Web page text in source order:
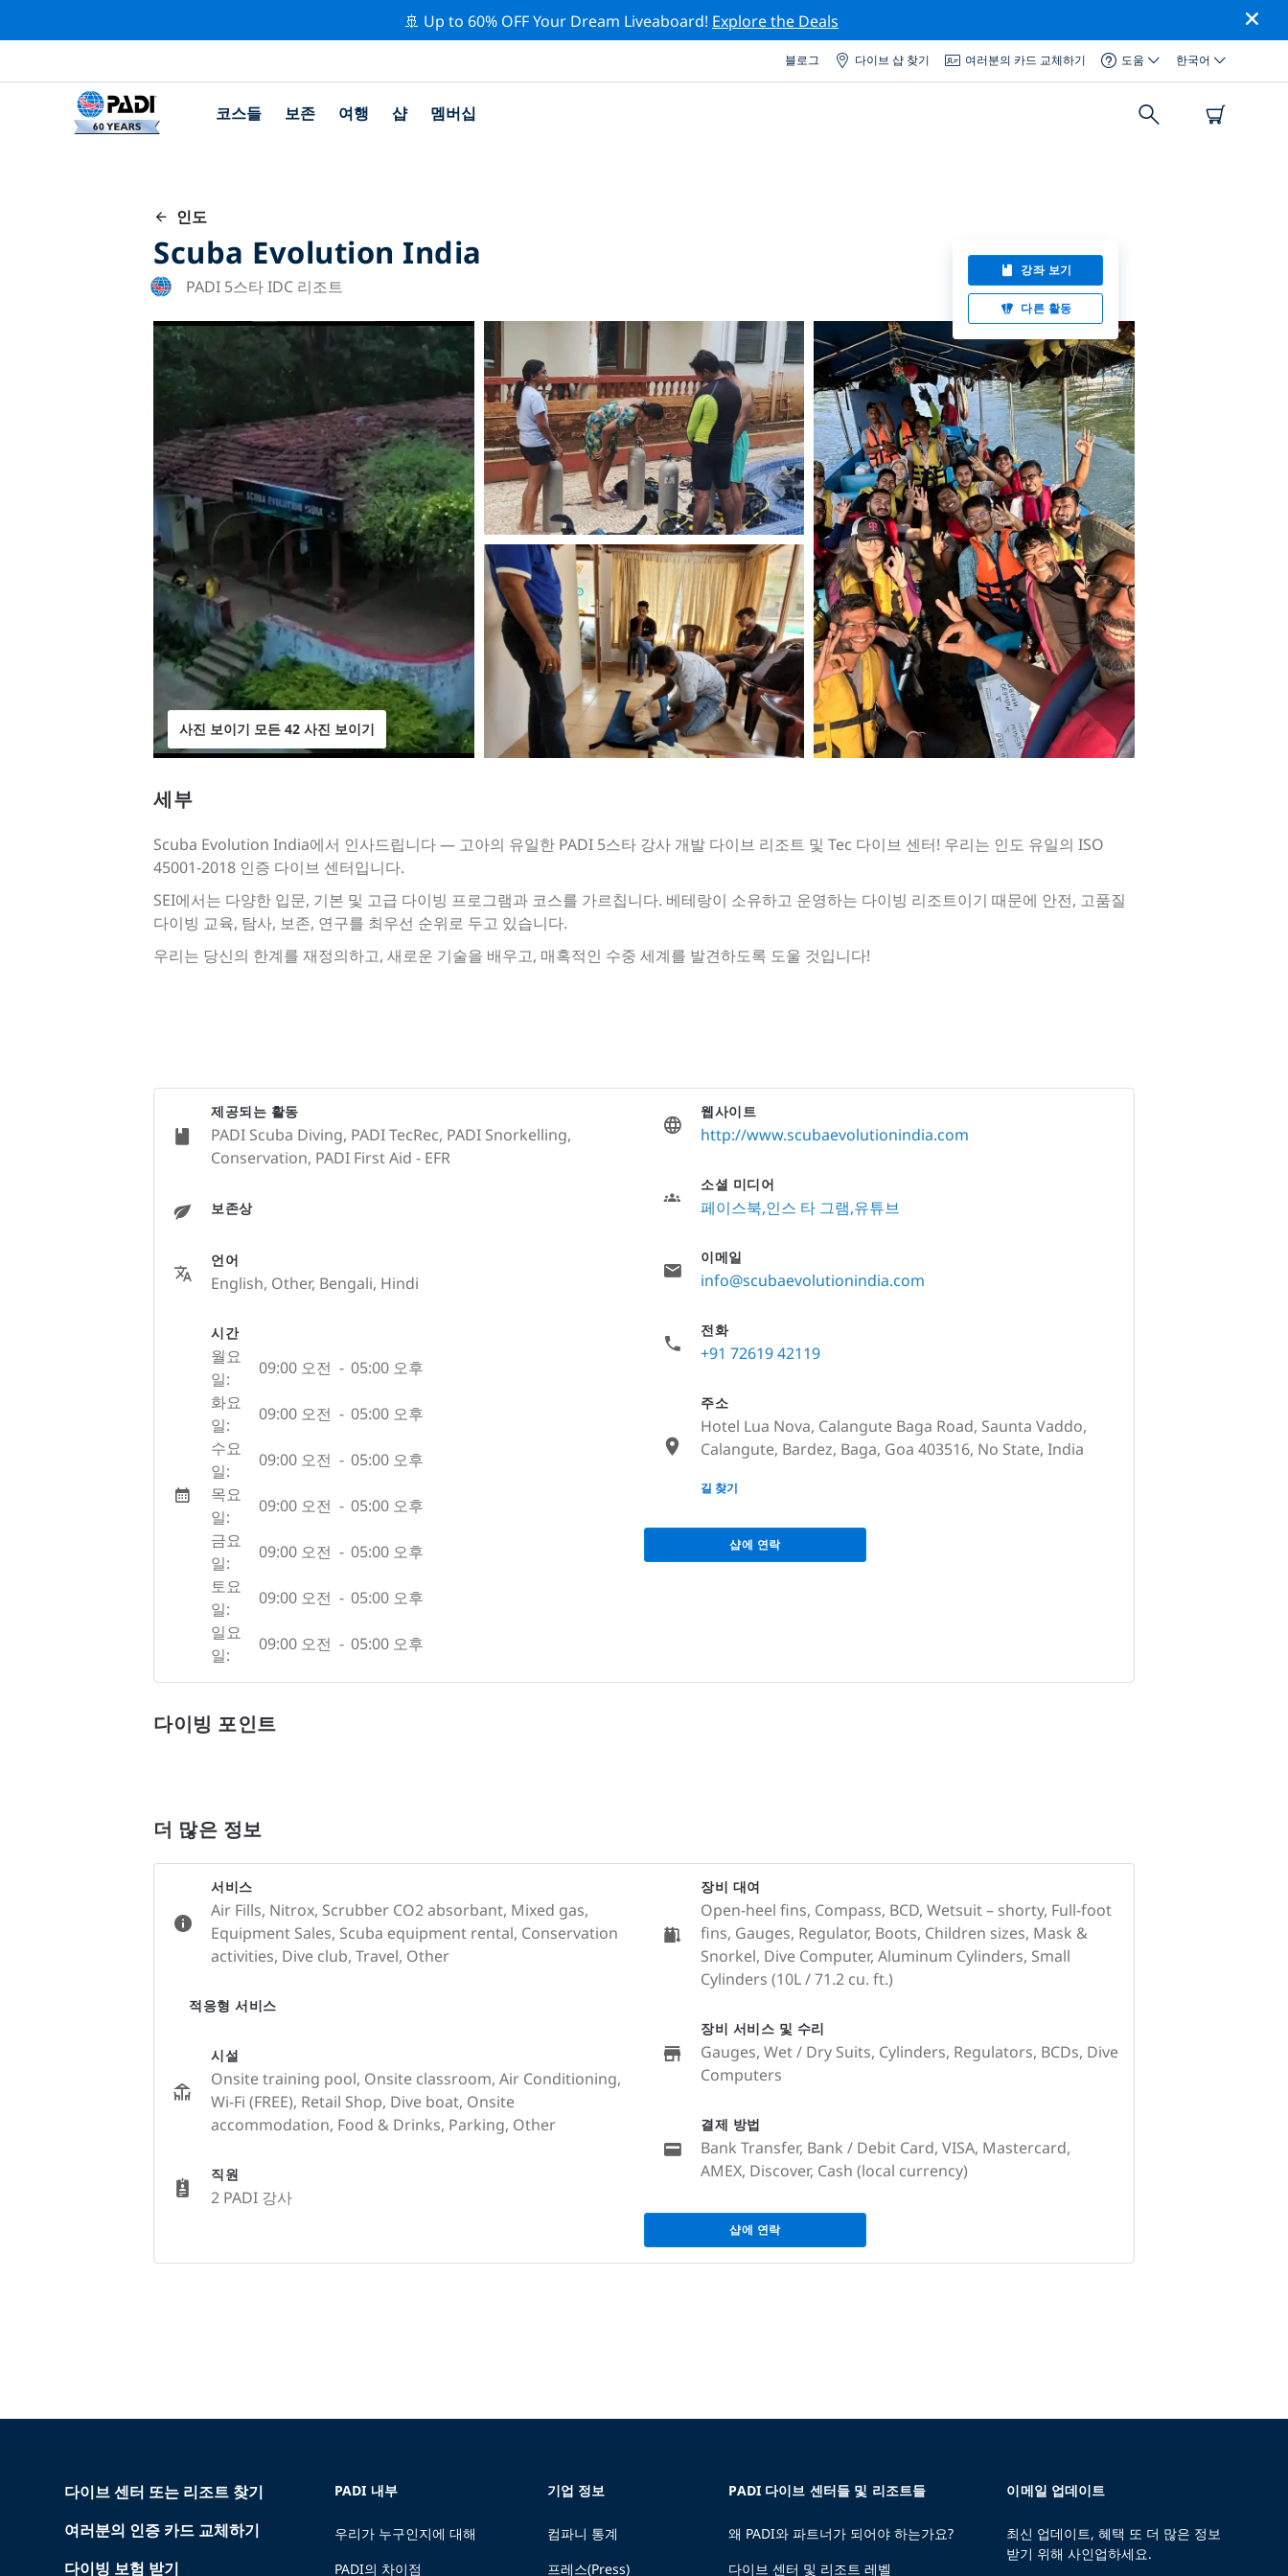
🚢 Up to 60% OFF Your Dream Liveaboard! Explore the Deals
블로그 다이브 샵 찾기 여러분의 카드 교체하기 도움 한국어
코스들 보존 여행 샵 멤버십
인도
Scuba Evolution India
PADI 5스타 IDC 리조트
강좌 보기
다른 활동
사진 보이기 모든 42 사진 보이기
세부
Scuba Evolution India에서 인사드립니다 — 고아의 유일한 PADI 5스타 강사 개발 다이브 리조트 및 Tec 다이브 센터! 우리는 인도 유일의 ISO
45001-2018 인증 다이브 센터입니다.
SEI에서는 다양한 입문, 기본 및 고급 다이빙 프로그램과 코스를 가르칩니다. 베테랑이 소유하고 운영하는 다이빙 리조트이기 때문에 안전, 고품질
다이빙 교육, 탐사, 보존, 연구를 최우선 순위로 두고 있습니다.
우리는 당신의 한계를 재정의하고, 새로운 기술을 배우고, 매혹적인 수중 세계를 발견하도록 도울 것입니다!
제공되는 활동
PADI Scuba Diving, PADI TecRec, PADI Snorkelling,
Conservation, PADI First Aid - EFR
보존상
언어
English, Other, Bengali, Hindi
시간
월요
일:
09:00 오전 - 05:00 오후
화요
일:
09:00 오전 - 05:00 오후
수요
일:
09:00 오전 - 05:00 오후
목요
일:
09:00 오전 - 05:00 오후
금요
일:
09:00 오전 - 05:00 오후
토요
일:
09:00 오전 - 05:00 오후
일요
일:
09:00 오전 - 05:00 오후
웹사이트
http://www.scubaevolutionindia.com
소셜 미디어
페이스북 인스 타 그램 유튜브
이메일
info@scubaevolutionindia.com
전화
+91 72619 42119
주소
Hotel Lua Nova, Calangute Baga Road, Saunta Vaddo,
Calangute, Bardez, Baga, Goa 403516, No State, India
None
길 찾기
샵에 연락
다이빙 포인트
더 많은 정보
서비스
Air Fills, Nitrox, Scrubber CO2 absorbant, Mixed gas,
Equipment Sales, Scuba equipment rental, Conservation
activities, Dive club, Travel, Other
적응형 서비스
시설
Onsite training pool, Onsite classroom, Air Conditioning,
Wi-Fi (FREE), Retail Shop, Dive boat, Onsite
accommodation, Food & Drinks, Parking, Other
직원
2 PADI 강사
장비 대여
Open-heel fins, Compass, BCD, Wetsuit – shorty, Full-foot
fins, Gauges, Regulator, Boots, Children sizes, Mask &
Snorkel, Dive Computer, Aluminum Cylinders, Small
Cylinders (10L / 71.2 cu. ft.)
장비 서비스 및 수리
Gauges, Wet / Dry Suits, Cylinders, Regulators, BCDs, Dive
Computers
결제 방법
Bank Transfer, Bank / Debit Card, VISA, Mastercard,
AMEX, Discover, Cash (local currency)
샵에 연락
다이브 센터 또는 리조트 찾기
여러분의 인증 카드 교체하기
다이빙 보험 받기
PADI 내부
우리가 누구인지에 대해
PADI의 차이점
기업 정보
컴파니 통계
프레스(Press)
PADI 다이브 센터들 및 리조트들
왜 PADI와 파트너가 되어야 하는가요?
다이브 센터 및 리조트 레벨
이메일 업데이트
최신 업데이트, 혜택 또 더 많은 정보
받기 위해 사인업하세요.